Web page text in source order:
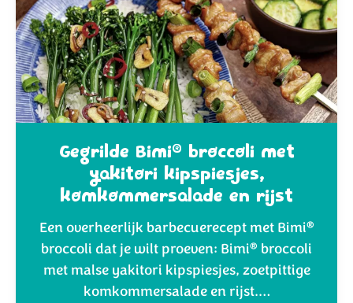
Gegrilde Bimi® broccoli met
yakitori kipspiesjes,
komkommersalade en rijst
Een overheerlijk barbecuerecept met Bimi®
broccoli dat je wilt proeven: Bimi® broccoli
met malse yakitori kipspiesjes, zoetpittige
komkommersalade en rijst.…